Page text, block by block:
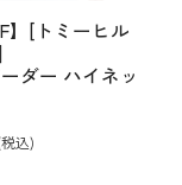
】[トミーヒル
ダー ハイネッ
込)